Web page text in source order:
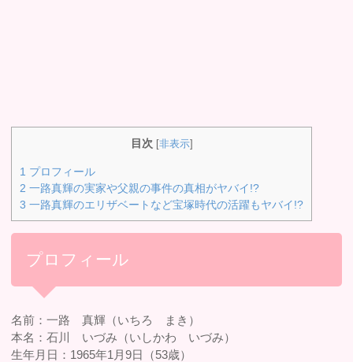
目次 [非表示]
1 プロフィール
2 一路真輝の実家や父親の事件の真相がヤバイ!?
3 一路真輝のエリザベートなど宝塚時代の活躍もヤバイ!?
プロフィール
名前：一路 真輝（いちろ まき）
本名：石川 いづみ（いしかわ いづみ）
生年月日：1965年1月9日（53歳）